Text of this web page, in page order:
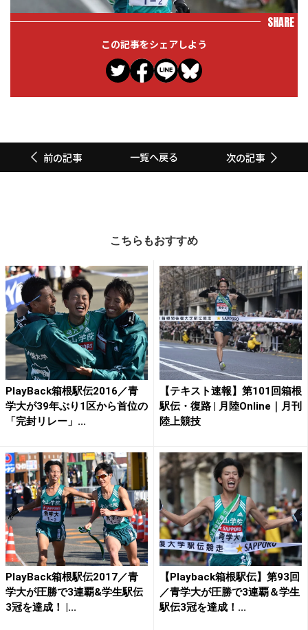
SHARE
この記事をシェアしよう
前の記事 一覧へ戻る 次の記事
こちらもおすすめ
PlayBack箱根駅伝2016／青
学大が39年ぶり1区から首位の
「完封リレー」...
【テキスト速報】第101回箱根
駅伝・復路 | 月陸Online｜月刊
陸上競技
PlayBack箱根駅伝2017／青
学大が圧勝で3連覇&学生駅伝
3冠を達成！ |...
【Playback箱根駅伝】第93回
／青学大が圧勝で3連覇＆学生
駅伝3冠を達成！...